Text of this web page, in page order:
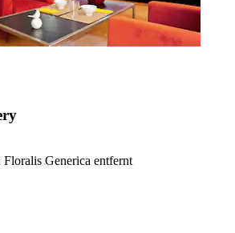
Generica entfernt